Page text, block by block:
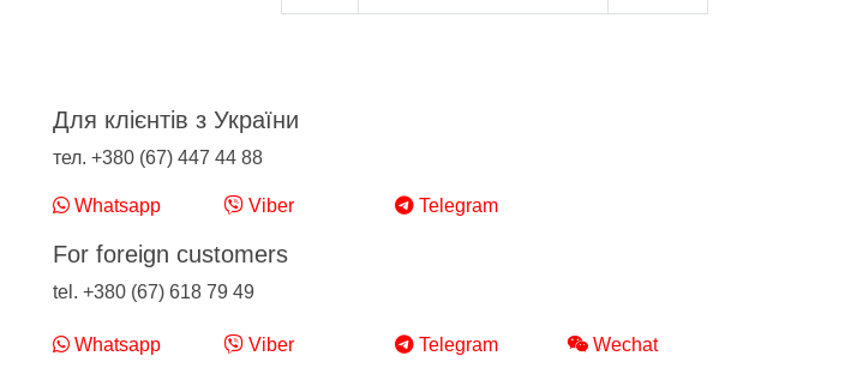
Для клієнтів з України
тел. +380 (67) 447 44 88
Whatsapp Viber Telegram
For foreign customers
tel. +380 (67) 618 79 49
Whatsapp Viber Telegram Wechat